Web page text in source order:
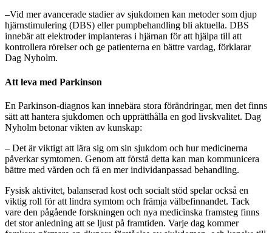
–Vid mer avancerade stadier av sjukdomen kan metoder som djup
hjärnstimulering (DBS) eller pumpbehandling bli aktuella. DBS
innebär att elektroder implanteras i hjärnan för att hjälpa till att
kontrollera rörelser och ge patienterna en bättre vardag, förklarar
Dag Nyholm.
Att leva med Parkinson
En Parkinson-diagnos kan innebära stora förändringar, men det finns
sätt att hantera sjukdomen och upprätthålla en god livskvalitet. Dag
Nyholm betonar vikten av kunskap:
– Det är viktigt att lära sig om sin sjukdom och hur medicinerna
påverkar symtomen. Genom att förstå detta kan man kommunicera
bättre med vården och få en mer individanpassad behandling.
Fysisk aktivitet, balanserad kost och socialt stöd spelar också en
viktig roll för att lindra symtom och främja välbefinnandet. Tack
vare den pågående forskningen och nya medicinska framsteg finns
det stor anledning att se ljust på framtiden. Varje dag kommer